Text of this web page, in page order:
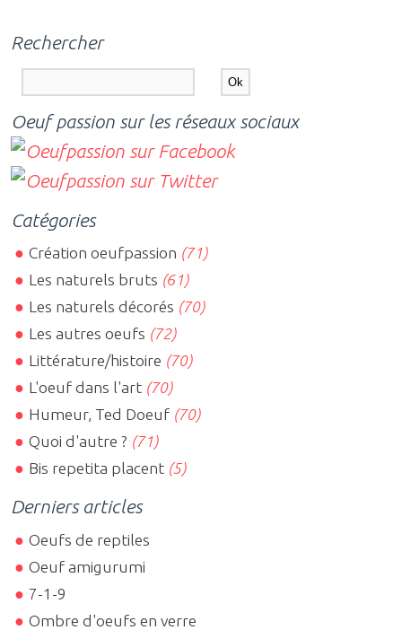
Rechercher
Oeuf passion sur les réseaux sociaux
Catégories
Création oeufpassion (71)
Les naturels bruts (61)
Les naturels décorés (70)
Les autres oeufs (72)
Littérature/histoire (70)
L'oeuf dans l'art (70)
Humeur, Ted Doeuf (70)
Quoi d'autre ? (71)
Bis repetita placent (5)
Derniers articles
Oeufs de reptiles
Oeuf amigurumi
7-1-9
Ombre d'oeufs en verre